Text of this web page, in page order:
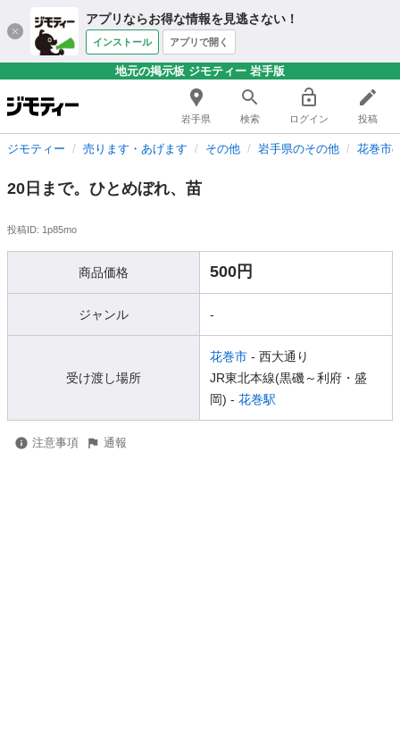
アプリならお得な情報を見逃さない！
インストール アプリで開く
地元の掲示板 ジモティー 岩手版
岩手県 検索 ログイン 投稿
ジモティー 売ります・あげます その他 岩手県のその他 花巻市
20日まで。ひとめぼれ、苗
投稿ID: 1p85mo
商品価格 500円
ジャンル -
受け渡し場所
花巻市 - 西大通り
JR東北本線(黒磯～利府・盛
岡) - 花巻駅
注意事項 通報